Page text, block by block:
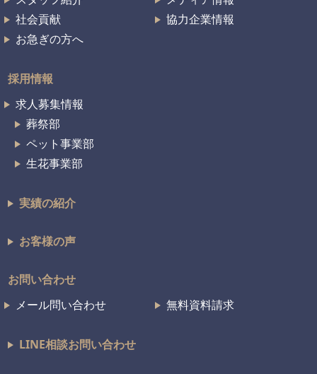
社会貢献
協力企業情報
お急ぎの方へ
採用情報
求人募集情報
葬祭部
ペット事業部
生花事業部
実績の紹介
お客様の声
お問い合わせ
メール問い合わせ
無料資料請求
LINE相談お問い合わせ